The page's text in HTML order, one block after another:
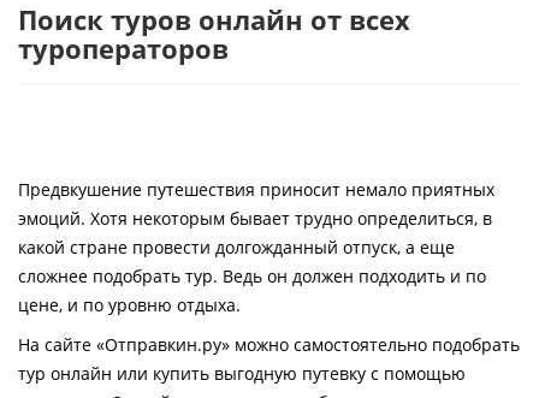
Горящие туры
Страны
Как купить
Контакты
Поиск туров онлайн от всех
туроператоров
Предвкушение путешествия приносит немало приятных
эмоций. Хотя некоторым бывает трудно определиться, в
какой стране провести долгожданный отпуск, а еще
сложнее подобрать тур. Ведь он должен подходить и по
цене, и по уровню отдыха.
На сайте «Отправкин.ру» можно самостоятельно подобрать
тур онлайн или купить выгодную путевку с помощью